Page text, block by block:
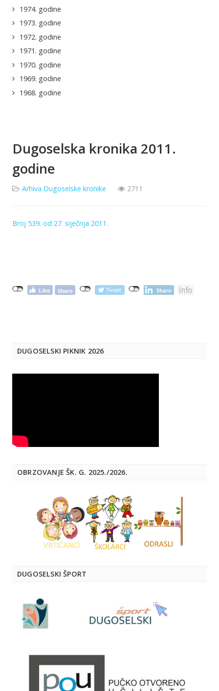
1974. godine
1973. godine
1972. godine
1971. godine
1970. godine
1969. godine
1968. godine
Dugoselska kronika 2011.
godine
Arhiva Dugoselske kronike 2711
Broj 539. od 27. siječnja 2011.
DUGOSELSKI PIKNIK 2026
OBRZOVANJE ŠK. G. 2025./2026.
DUGOSELSKI ŠPORT